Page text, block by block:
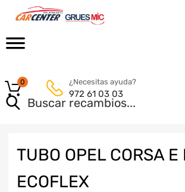
¿Necesitas ayuda?
972 61 03 03
0
TUBO OPEL CORSA E
ECOFLEX